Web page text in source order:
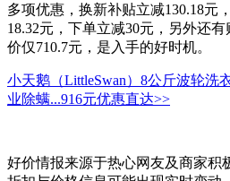
多项优惠，换新补贴立减130.18元
18.32元，下单立减30元，另外还
价仅710.7元，是入手的好时机。
小天鹅（LittleSwan）8公斤波轮洗
业除螨...916元优惠直达>>
好价情报来源于热心网友及商家积